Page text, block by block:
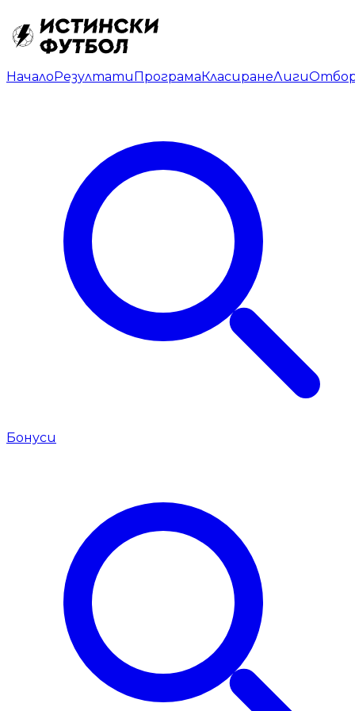
НачалоРезултатиПрограмаКласиранеЛиги
Бонуси